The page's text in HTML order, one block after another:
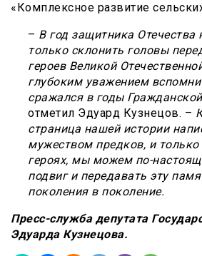
«Комплексное развитие
– В год защитника Отечества
только склонить головы
героев Великой
глубоким уважением
сражался в годы
отметил Эдуард Кузнецов. –
страница нашей истории
мужеством предков, и
героях, мы можем по-
подвиг и передавать эту
поколения в поколение.
Пресс-служба депутата
Эдуарда Кузнецова.